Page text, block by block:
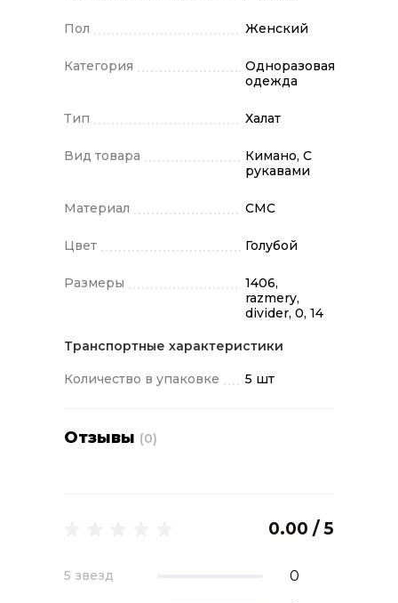
Пол Женский
Категория
Одноразовая
одежда
Тип Халат
Вид товара
Кимано, С
рукавами
Материал СМС
Цвет Голубой
Размеры
1406,
razmery,
divider, 0, 14
Транспортные характеристики
Количество в упаковке 5 шт
Отзывы (0)
0.00 / 5
5 звезд 0